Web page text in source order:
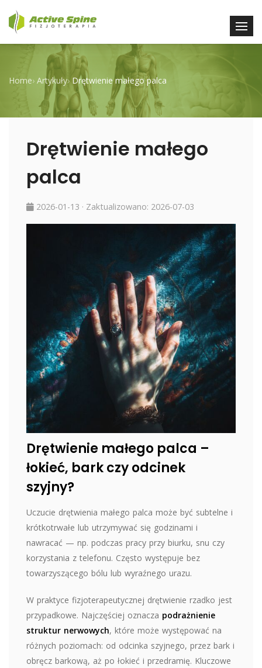
Home› Artykuły› Drętwienie małego palca
Drętwienie małego
palca
2026-01-13 · Zaktualizowano: 2026-07-03
Drętwienie małego palca –
łokieć, bark czy odcinek
szyjny?
Uczucie drętwienia małego palca może być subtelne i
krótkotrwałe lub utrzymywać się godzinami i
nawracać — np. podczas pracy przy biurku, snu czy
korzystania z telefonu. Często występuje bez
towarzyszącego bólu lub wyraźnego urazu.
W praktyce fizjoterapeutycznej drętwienie rzadko jest
przypadkowe. Najczęściej oznacza podrażnienie
struktur nerwowych, które może występować na
różnych poziomach: od odcinka szyjnego, przez bark i
obręcz barkową, aż po łokieć i przedramię. Kluczowe